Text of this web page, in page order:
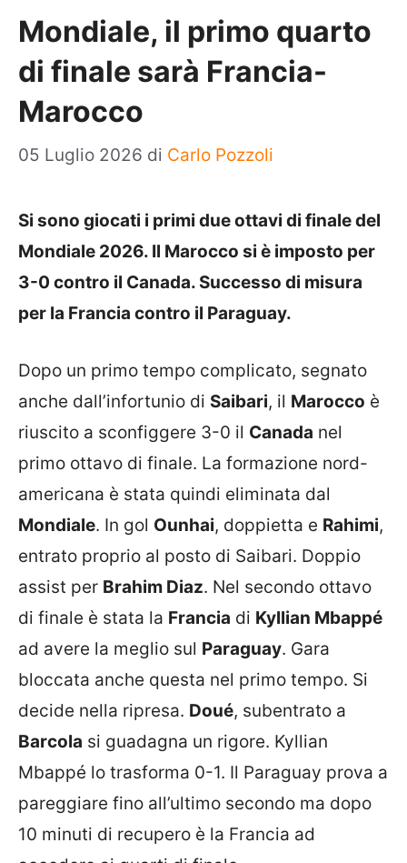
Mondiale, il primo quarto
di finale sarà Francia-
Marocco
05 Luglio 2026 di Carlo Pozzoli
Si sono giocati i primi due ottavi di finale del
Mondiale 2026. Il Marocco si è imposto per
3-0 contro il Canada. Successo di misura
per la Francia contro il Paraguay.
Dopo un primo tempo complicato, segnato
anche dall’infortunio di Saibari, il Marocco è
riuscito a sconfiggere 3-0 il Canada nel
primo ottavo di finale. La formazione nord-
americana è stata quindi eliminata dal
Mondiale. In gol Ounhai, doppietta e Rahimi,
entrato proprio al posto di Saibari. Doppio
assist per Brahim Diaz. Nel secondo ottavo
di finale è stata la Francia di Kyllian Mbappé
ad avere la meglio sul Paraguay. Gara
bloccata anche questa nel primo tempo. Si
decide nella ripresa. Doué, subentrato a
Barcola si guadagna un rigore. Kyllian
Mbappé lo trasforma 0-1. Il Paraguay prova a
pareggiare fino all’ultimo secondo ma dopo
10 minuti di recupero è la Francia ad